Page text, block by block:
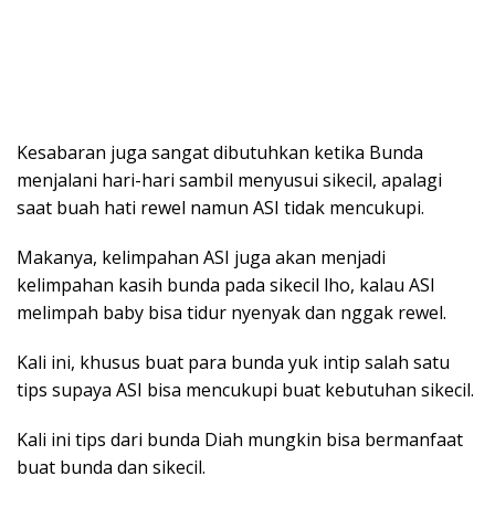
Kesabaran juga sangat dibutuhkan ketika Bunda
menjalani hari-hari sambil menyusui sikecil, apalagi
saat buah hati rewel namun ASI tidak mencukupi.
Makanya, kelimpahan ASI juga akan menjadi
kelimpahan kasih bunda pada sikecil lho, kalau ASI
melimpah baby bisa tidur nyenyak dan nggak rewel.
Kali ini, khusus buat para bunda yuk intip salah satu
tips supaya ASI bisa mencukupi buat kebutuhan sikecil.
Kali ini tips dari bunda Diah mungkin bisa bermanfaat
buat bunda dan sikecil.